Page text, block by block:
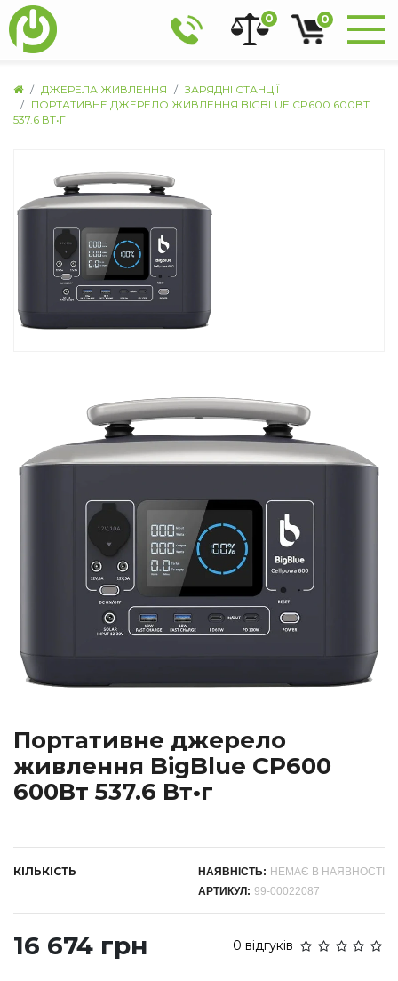
0 0
ДЖЕРЕЛА ЖИВЛЕННЯ
ЗАРЯДНІ СТАНЦІЇ
ПОРТАТИВНЕ ДЖЕРЕЛО ЖИВЛЕННЯ BIGBLUE CP600 600ВТ
537.6 ВТ•Г
Портативне джерело
живлення BigBlue CP600
600Вт 537.6 Вт•г
КІЛЬКІСТЬ НАЯВНІСТЬ: НЕМАЄ В НАЯВНОСТІ
АРТИКУЛ: 99-00022087
16 674 грн 0 відгуків